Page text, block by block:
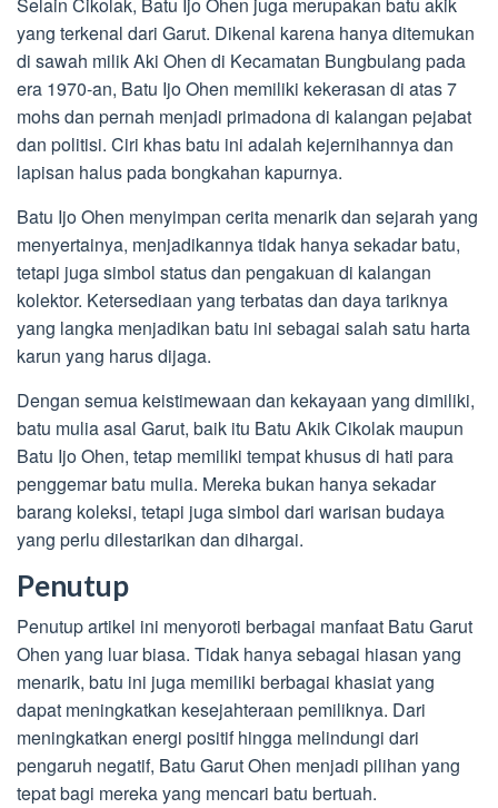
Selain Cikolak, Batu Ijo Ohen juga merupakan batu akik
yang terkenal dari Garut. Dikenal karena hanya ditemukan
di sawah milik Aki Ohen di Kecamatan Bungbulang pada
era 1970-an, Batu Ijo Ohen memiliki kekerasan di atas 7
mohs dan pernah menjadi primadona di kalangan pejabat
dan politisi. Ciri khas batu ini adalah kejernihannya dan
lapisan halus pada bongkahan kapurnya.
Batu Ijo Ohen menyimpan cerita menarik dan sejarah yang
menyertainya, menjadikannya tidak hanya sekadar batu,
tetapi juga simbol status dan pengakuan di kalangan
kolektor. Ketersediaan yang terbatas dan daya tariknya
yang langka menjadikan batu ini sebagai salah satu harta
karun yang harus dijaga.
Dengan semua keistimewaan dan kekayaan yang dimiliki,
batu mulia asal Garut, baik itu Batu Akik Cikolak maupun
Batu Ijo Ohen, tetap memiliki tempat khusus di hati para
penggemar batu mulia. Mereka bukan hanya sekadar
barang koleksi, tetapi juga simbol dari warisan budaya
yang perlu dilestarikan dan dihargai.
Penutup
Penutup artikel ini menyoroti berbagai manfaat Batu Garut
Ohen yang luar biasa. Tidak hanya sebagai hiasan yang
menarik, batu ini juga memiliki berbagai khasiat yang
dapat meningkatkan kesejahteraan pemiliknya. Dari
meningkatkan energi positif hingga melindungi dari
pengaruh negatif, Batu Garut Ohen menjadi pilihan yang
tepat bagi mereka yang mencari batu bertuah.